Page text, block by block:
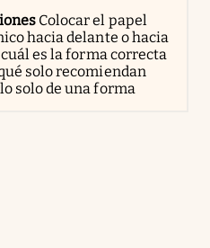
Colocar el papel
hacia delante o hacia
es la forma correcta
solo recomiendan
solo de una forma